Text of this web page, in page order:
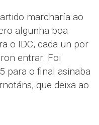
marcharía ao
algunha boa
o IDC, cada un por
entrar. Foi
para o final asinaba
que deixa ao